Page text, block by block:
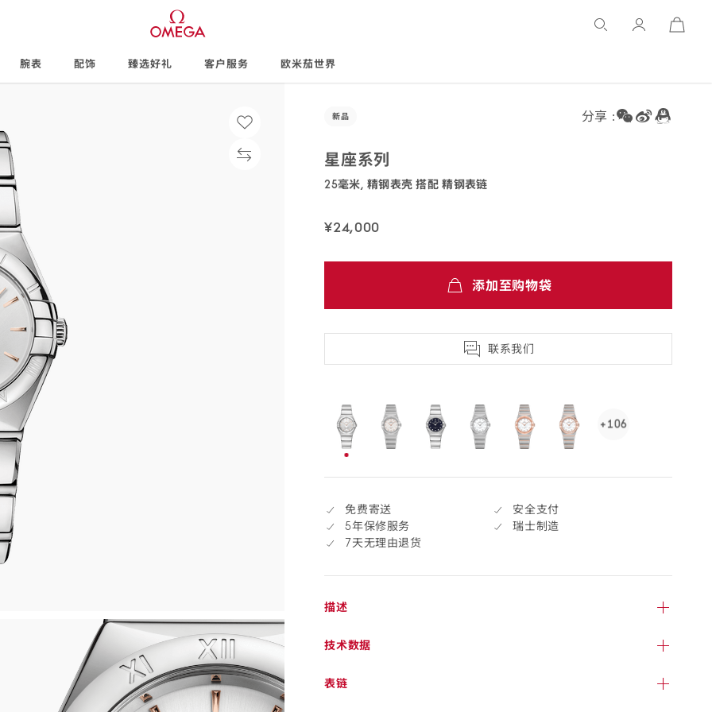
Open
腕表 配饰 臻选好礼 客户服务 欧米茄世界
分享 :
新品
星座系列
25毫米, 精钢表壳 搭配 精钢表链
¥24,000
配
退
添加至购物袋
联系我们
selected
选
+106
See
click
免费寄送
安全支付
5年保修服务
瑞士制造
7天无理由退货
描述
技术数据
表链